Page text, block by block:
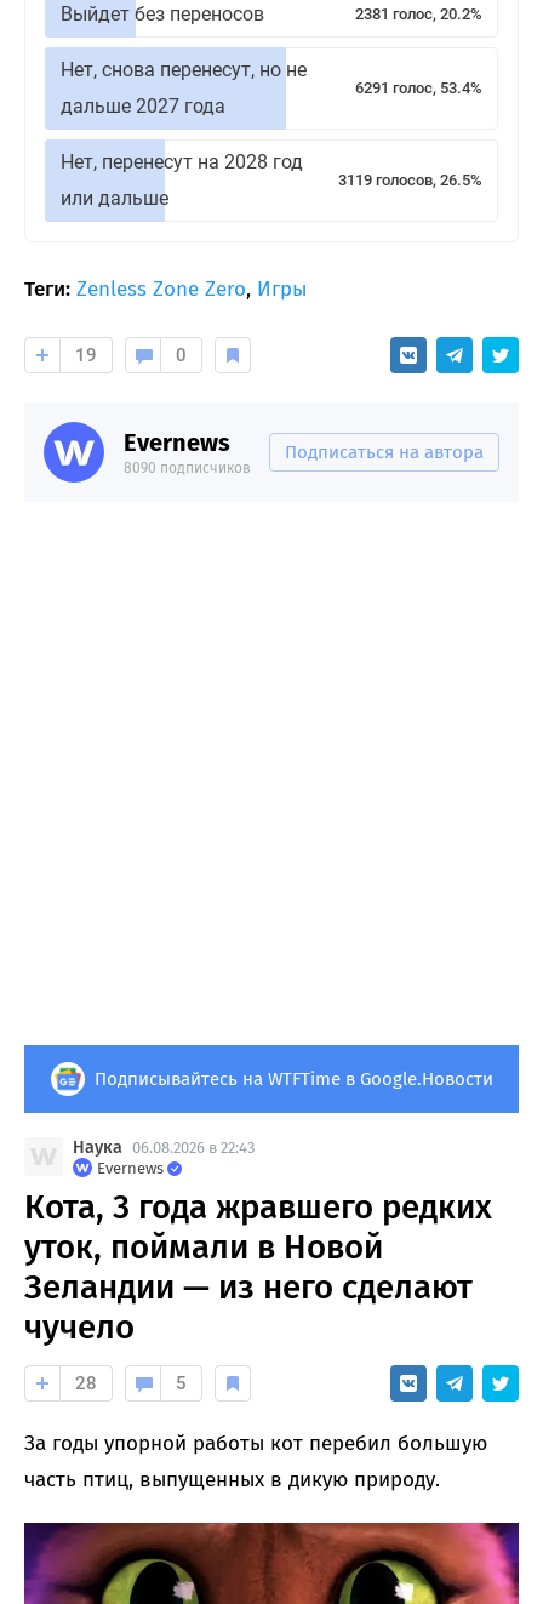
Выйдет без переносов 2381 голос, 20.2%
Нет, снова перенесут, но не
дальше 2027 года
6291 голос, 53.4%
Нет, перенесут на 2028 год
или дальше
3119 голосов, 26.5%
Теги: Zenless Zone Zero, Игры
19 0
Evernews
8090 подписчиков
Подписаться на автора
Подписывайтесь на WTFTime в Google.Новости
Наука 06.08.2026 в 22:43
Evernews
Кота, 3 года жравшего редких
уток, поймали в Новой
Зеландии — из него сделают
чучело
28 5
За годы упорной работы кот перебил большую
часть птиц, выпущенных в дикую природу.